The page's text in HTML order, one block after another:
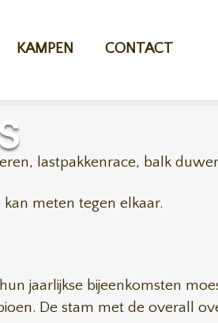
KAMPEN CONTACT
lastpakkenrace, balk
meten tegen elkaar.
jaarlijkse bijeenkomsten
De stam met de overall